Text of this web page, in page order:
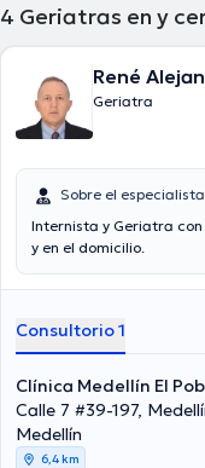
4 Geriatras en y
René
Geriatra
Sobre el especialista
Internista y Geriatra
y en el domicilio.
Consultorio 1
Clínica Medellín El
Calle 7 #39-197,
Medellín
6,4 km